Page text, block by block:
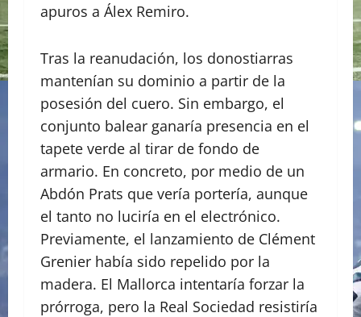
apuros a Álex Remiro.
Tras la reanudación, los donostiarras
mantenían su dominio a partir de la
posesión del cuero. Sin embargo, el
conjunto balear ganaría presencia en el
tapete verde al tirar de fondo de
armario. En concreto, por medio de un
Abdón Prats que vería portería, aunque
el tanto no luciría en el electrónico.
Previamente, el lanzamiento de Clément
Grenier había sido repelido por la
madera. El Mallorca intentaría forzar la
prórroga, pero la Real Sociedad resistiría